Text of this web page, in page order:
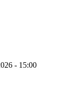
- 15:00